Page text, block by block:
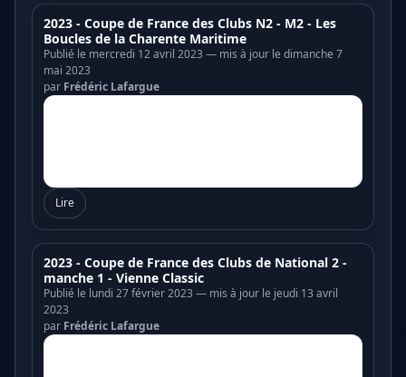
2023 - Coupe de France des Clubs N2 - M2 - Les
Boucles de la Charente Maritime
Publié le mercredi 12 avril 2023 — mis à jour le dimanche 7
mai 2023
par Frédéric Lafargue
Lire
2023 - Coupe de France des Clubs de National 2 -
manche 1 - Vienne Classic
Publié le lundi 27 février 2023 — mis à jour le jeudi 13 avril
2023
par Frédéric Lafargue